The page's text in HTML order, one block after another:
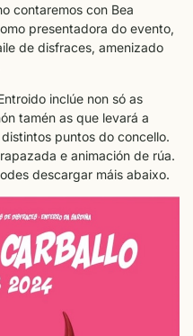
contaremos con Bea
presentadora do evento,
de disfraces, amenizado
inclúe non só as
tamén as que levará a
puntos do concello.
e animación de rúa.
descargar máis abaixo.